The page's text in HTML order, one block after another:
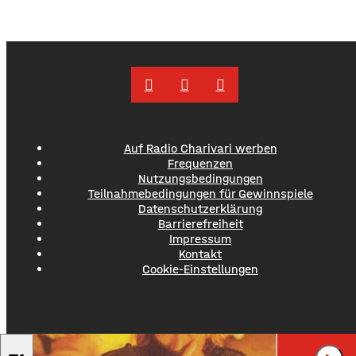
Auf Radio Charivari werben
Frequenzen
Nutzungsbedingungen
Teilnahmebedingungen für Gewinnspiele
Datenschutzerklärung
Barrierefreiheit
Impressum
Kontakt
Cookie-Einstellungen
ROD STEWART